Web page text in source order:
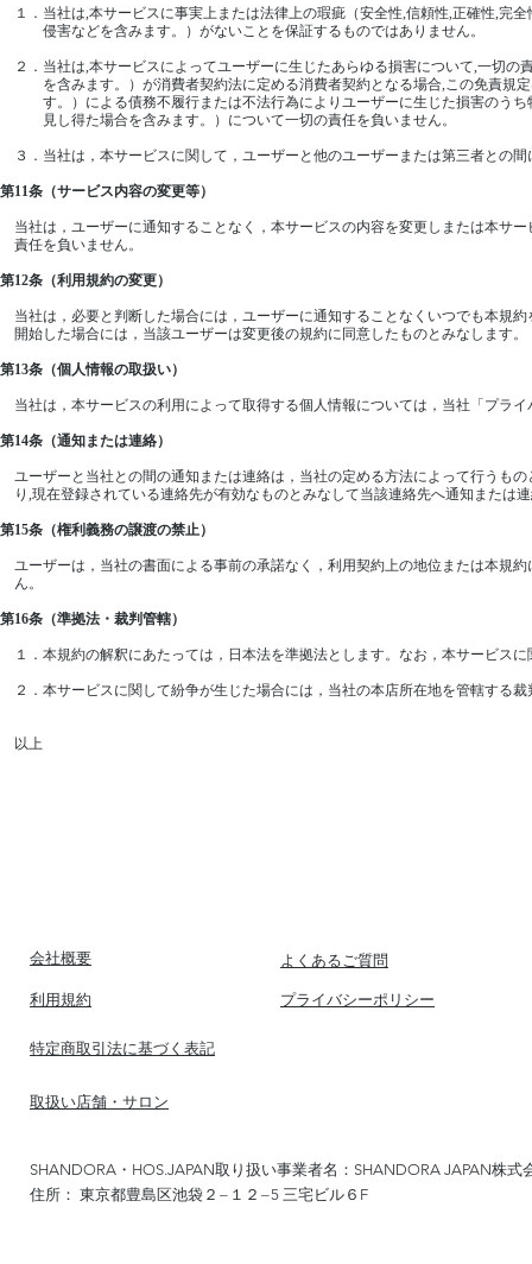
１．当社は,本サービスに事実上または法律上の瑕疵（安全性,信頼性,正確性,完
侵害などを含みます。）がないことを保証するものではありません。
２．当社は,本サービスによってユーザーに生じたあらゆる損害について,一切
を含みます。）が消費者契約法に定める消費者契約となる場合,この免責規定
す。）による債務不履行または不法行為によりユーザーに生じた損害のうち
見し得た場合を含みます。）について一切の責任を負いません。
３．当社は，本サービスに関して，ユーザーと他のユーザーまたは第三者との
第11条（サービス内容の変更等）
当社は，ユーザーに通知することなく，本サービスの内容を変更しまたは本サ
責任を負いません。
第12条（利用規約の変更）
当社は，必要と判断した場合には，ユーザーに通知することなくいつでも本規
開始した場合には，当該ユーザーは変更後の規約に同意したものとみなします。
第13条（個人情報の取扱い）
当社は，本サービスの利用によって取得する個人情報については，当社「プラ
第14条（通知または連絡）
ユーザーと当社との間の通知または連絡は，当社の定める方法によって行うも
り,現在登録されている連絡先が有効なものとみなして当該連絡先へ通知または
第15条（権利義務の譲渡の禁止）
ユーザーは，当社の書面による事前の承諾なく，利用契約上の地位または本規
ん。
第16条（準拠法・裁判管轄）
１．本規約の解釈にあたっては，日本法を準拠法とします。なお，本サービス
２．本サービスに関して紛争が生じた場合には，当社の本店所在地を管轄する
以上
​会社概要
​利用規約
​よくあるご質問
​プライバシーポリシー
​特定商取引法に基づく表記
​取扱い店舗・サロン
SHANDORA・HOS.JAPAN取り扱い事業者名：SHANDORA JAPAN株式
住所： 東京都豊島区池袋２−１２−5 三宅ビル６F